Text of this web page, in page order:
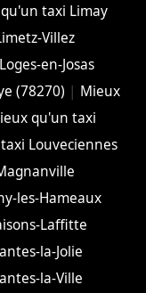
taxi Limay
Villez
en-Josas
(78270) | Mieux
qu'un taxi
Louveciennes
les-Hameaux
Laffitte
la-Jolie
la-Ville